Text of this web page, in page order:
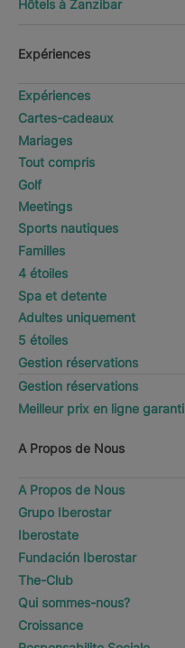
Hôtels à Zanzibar
Expériences
Expériences
Cartes-cadeaux
Mariages
Tout compris
Golf
Meetings
Sports nautiques
Familles
4 étoiles
Spa et detente
Adultes uniquement
5 étoiles
Gestion réservations
Gestion réservations
Meilleur prix en ligne garanti
A Propos de Nous
A Propos de Nous
Grupo Iberostar
Iberostate
Fundación Iberostar
The-Club
Qui sommes-nous?
Croissance